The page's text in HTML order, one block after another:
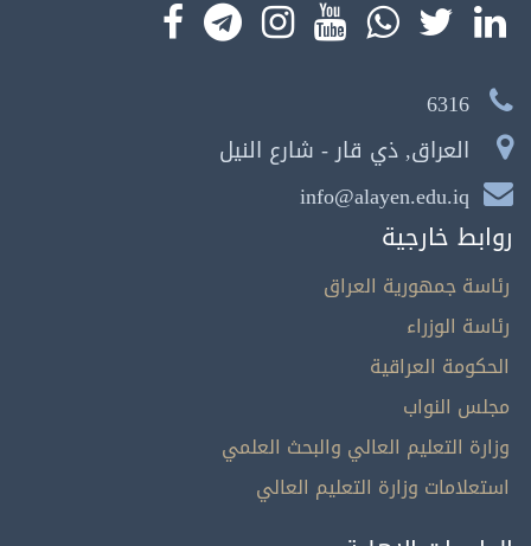
6316
العراق, ذي قار - شارع النيل
info@alayen.edu.iq
روابط خارجية
رئاسة جمهورية العراق
رئاسة الوزراء
الحكومة العراقية
مجلس النواب
وزارة التعليم العالي والبحث العلمي
استعلامات وزارة التعليم العالي